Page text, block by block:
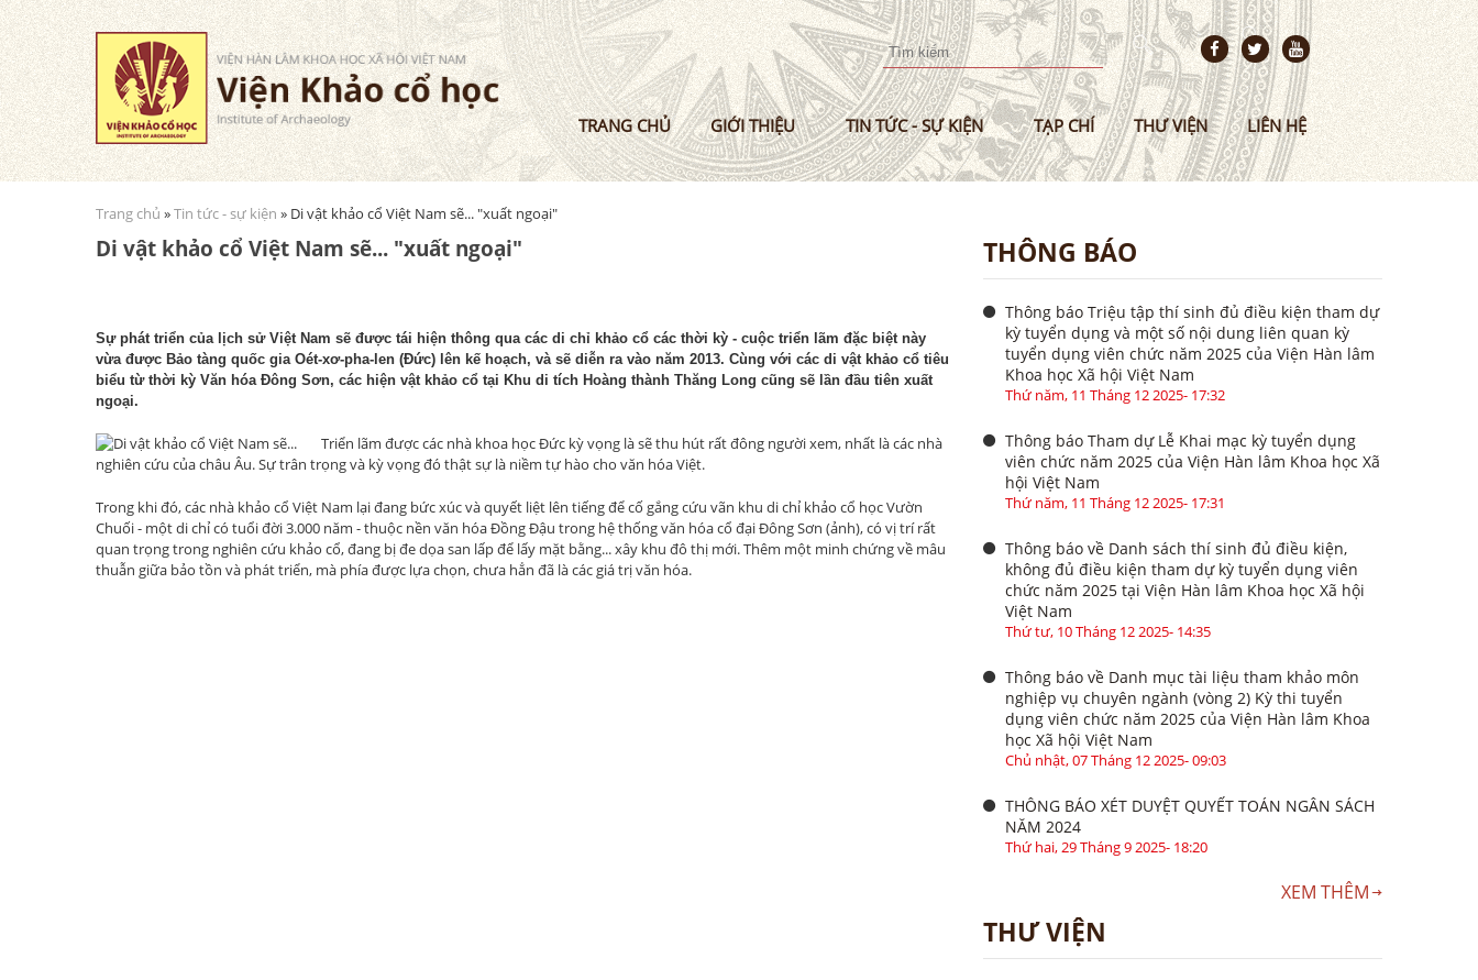
Nhảy
đến
nội
dung
TRANG CHỦ GIỚI THIỆU TIN TỨC - SỰ KIỆN TẠP CHÍ THƯ VIỆN LIÊN HỆ
Bạn đang ở đây
Trang chủ »Tin tức - sự kiện » Di vật khảo cổ Việt Nam sẽ... "xuất ngoại"
Di vật khảo cổ Việt Nam sẽ... "xuất ngoại"
Sự phát triển của lịch sử Việt Nam sẽ được tái hiện thông qua các di chỉ khảo cổ các thời kỳ - cuộc triển lãm đặc biệt này
vừa được Bảo tàng quốc gia Oét-xơ-pha-len (Ðức) lên kế hoạch, và sẽ diễn ra vào năm 2013. Cùng với các di vật khảo cổ tiêu
biểu từ thời kỳ Văn hóa Ðông Sơn, các hiện vật khảo cổ tại Khu di tích Hoàng thành Thăng Long cũng sẽ lần đầu tiên xuất
ngoại.
Triển lãm được các nhà khoa học Ðức kỳ vọng là sẽ thu hút rất đông người xem, nhất là các nhà
nghiên cứu của châu Âu. Sự trân trọng và kỳ vọng đó thật sự là niềm tự hào cho văn hóa Việt.
Trong khi đó, các nhà khảo cổ Việt Nam lại đang bức xúc và quyết liệt lên tiếng để cố gắng cứu vãn khu di chỉ khảo cổ học Vườn
Chuối - một di chỉ có tuổi đời 3.000 năm - thuộc nền văn hóa Ðồng Ðậu trong hệ thống văn hóa cổ đại Ðông Sơn (ảnh), có vị trí rất
quan trọng trong nghiên cứu khảo cổ, đang bị đe dọa san lấp để lấy mặt bằng... xây khu đô thị mới. Thêm một minh chứng về mâu
thuẫn giữa bảo tồn và phát triển, mà phía được lựa chọn, chưa hẳn đã là các giá trị văn hóa.
THÔNG BÁO
Thông báo Triệu tập thí sinh đủ điều kiện tham dự
kỳ tuyển dụng và một số nội dung liên quan kỳ
tuyển dụng viên chức năm 2025 của Viện Hàn lâm
Khoa học Xã hội Việt Nam
Thứ năm, 11 Tháng 12 2025- 17:32
Thông báo Tham dự Lễ Khai mạc kỳ tuyển dụng
viên chức năm 2025 của Viện Hàn lâm Khoa học Xã
hội Việt Nam
Thứ năm, 11 Tháng 12 2025- 17:31
Thông báo về Danh sách thí sinh đủ điều kiện,
không đủ điều kiện tham dự kỳ tuyển dụng viên
chức năm 2025 tại Viện Hàn lâm Khoa học Xã hội
Việt Nam
Thứ tư, 10 Tháng 12 2025- 14:35
Thông báo về Danh mục tài liệu tham khảo môn
nghiệp vụ chuyên ngành (vòng 2) Kỳ thi tuyển
dụng viên chức năm 2025 của Viện Hàn lâm Khoa
học Xã hội Việt Nam
Chủ nhật, 07 Tháng 12 2025- 09:03
THÔNG BÁO XÉT DUYỆT QUYẾT TOÁN NGÂN SÁCH
NĂM 2024
Thứ hai, 29 Tháng 9 2025- 18:20
XEM THÊM
THƯ VIỆN